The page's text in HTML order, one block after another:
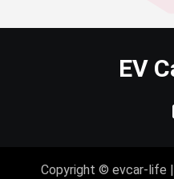
EV
Copyright © evcar-life |